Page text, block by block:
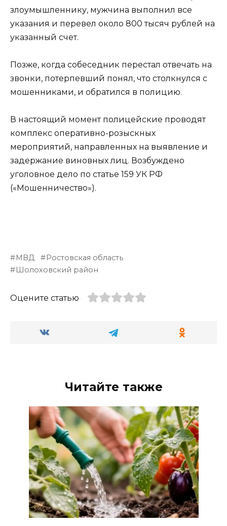
злоумышленнику, мужчина выполнил все
указания и перевел около 800 тысяч рублей на
указанный счет.
Позже, когда собеседник перестал отвечать на
звонки, потерпевший понял, что столкнулся с
мошенниками, и обратился в полицию.
В настоящий момент полицейские проводят
комплекс оперативно-розыскных
мероприятий, направленных на выявление и
задержание виновных лиц. Возбуждено
уголовное дело по статье 159 УК РФ
(«Мошенничество»).
МВД
Ростовская область
Шолоховский район
Оцените статью
Читайте также